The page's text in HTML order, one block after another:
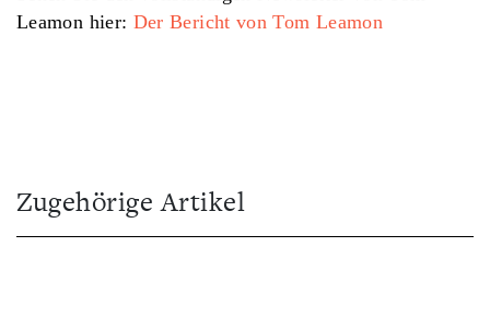
Leamon hier: Der Bericht von Tom Leamon
Zugehörige Artikel